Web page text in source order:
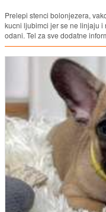
Prelepi stenci bolonjezera,
kucni ljubimci jer se ne linjaju i
odani. Tel za sve dodatne